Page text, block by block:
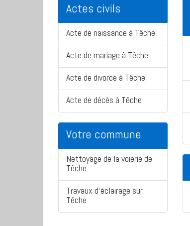
Actes civils
Acte de naissance à Têche
Acte de mariage à Têche
Acte de divorce à Têche
Acte de décès à Têche
Votre commune
Nettoyage de la voierie de
Têche
Travaux d'éclairage sur
Têche